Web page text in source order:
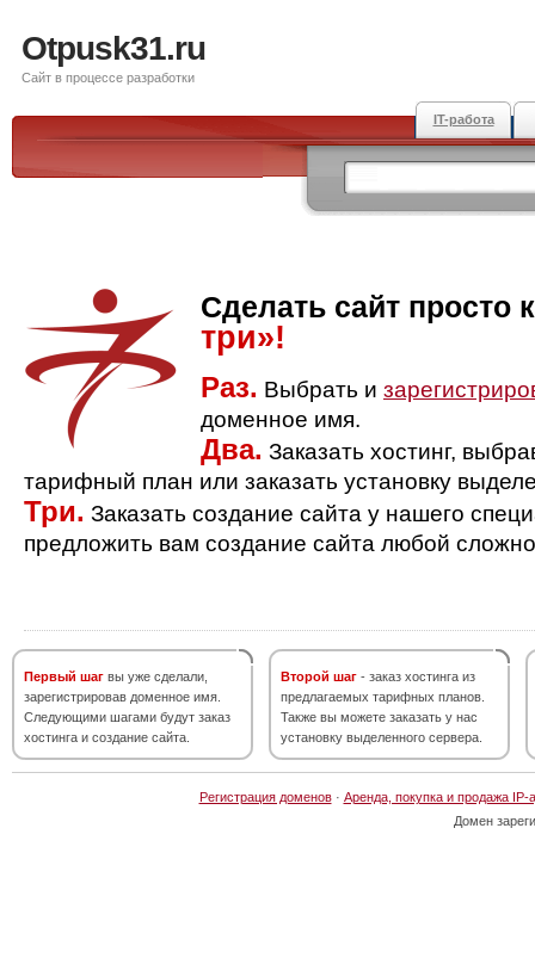
Otpusk31.ru
Сайт в процессе разработки
IT-работа
Сделать сайт просто
три»!
Раз. Выбрать и
доменное имя.
Два. Заказать хостинг,
тарифный план или заказать установку
Три. Заказать создание сайта у нашего
предложить вам создание сайта любой
Первый шаг вы уже сделали,
зарегистрировав доменное имя.
Следующими шагами будут заказ
хостинга и создание сайта.
Второй шаг - заказ хостинга из
предлагаемых тарифных планов.
Также вы можете заказать у нас
установку выделенного сервера.
Регистрация доменов· Аренда, покупка и продажа IP-
Домен